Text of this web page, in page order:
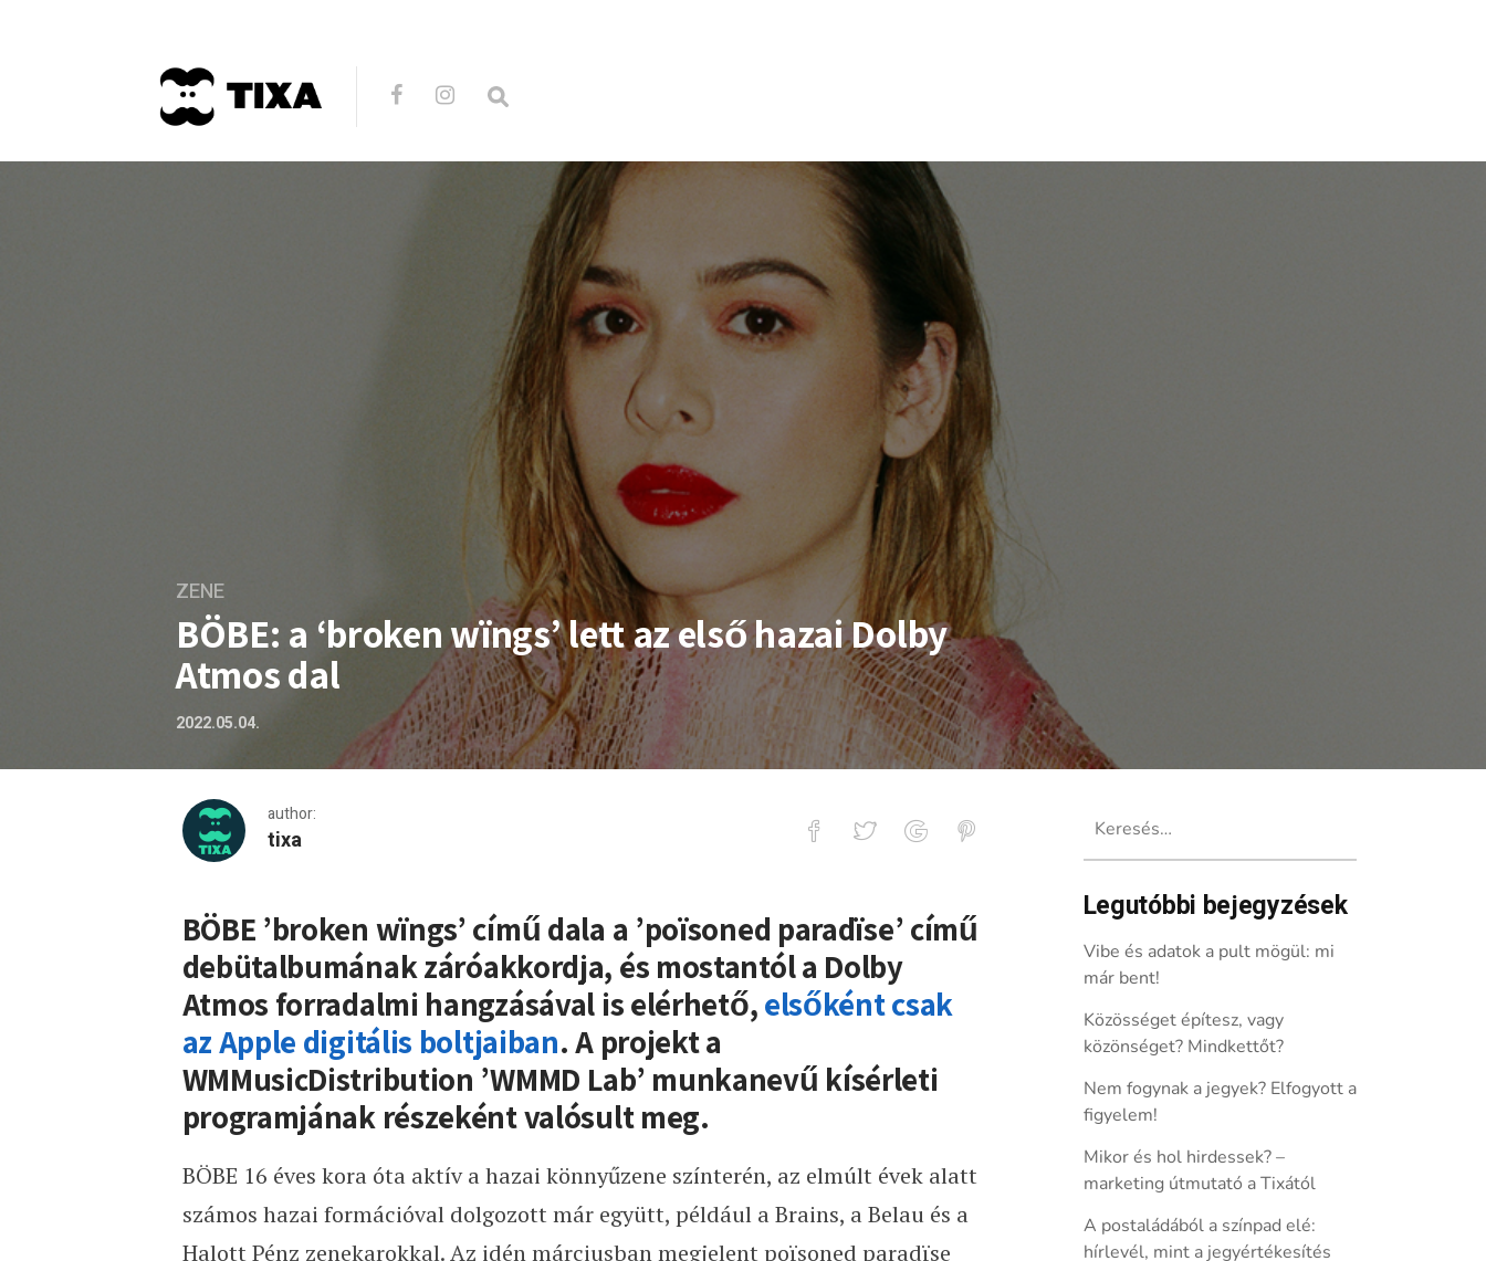
ZENE
BÖBE: a ‘broken wïngs’ lett az első hazai Dolby
Atmos dal
2022.05.04.
author:
tixa
BÖBE: a ‘broken wïngs’ lett az első hazai Dolby Atmos dal
BÖBE ’broken wïngs’ című dala a ’poïsoned paradïse’ című
debütalbumának záróakkordja, és mostantól a Dolby
Atmos forradalmi hangzásával is elérhető,elsőként csak
az Apple digitális boltjaiban. A projekt a
WMMusicDistribution ’WMMD Lab’ munkanevű kísérleti
programjának részeként valósult meg.
BÖBE 16 éves kora óta aktív a hazai könnyűzene színterén, az elmúlt évek alatt
számos hazai formációval dolgozott már együtt, például a Brains, a Belau és a
Halott Pénz zenekarokkal. Az idén márciusban megjelent poïsoned paradïse
Legutóbbi bejegyzések
Vibe és adatok a pult mögül: mi
már bent!
Közösséget építesz, vagy
közönséget? Mindkettőt?
Nem fogynak a jegyek? Elfogyott a
figyelem!
Mikor és hol hirdessek? –
marketing útmutató a Tixától
A postaládából a színpad elé:
hírlevél, mint a jegyértékesítés